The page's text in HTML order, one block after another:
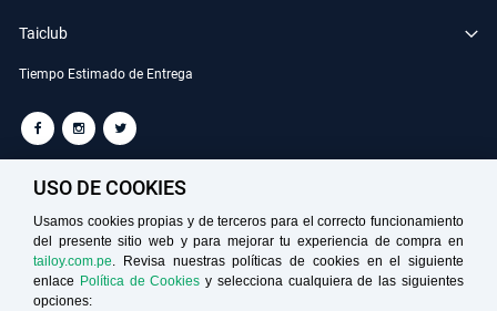
Taiclub
Tiempo Estimado de Entrega
TAILOY S.A. RUC: 20100049181
Medios de Pago
USO DE COOKIES
Usamos cookies propias y de terceros para el correcto funcionamiento
del presente sitio web y para mejorar tu experiencia de compra en
tailoy.com.pe. Revisa nuestras políticas de cookies en el siguiente
enlace Política de Cookies y selecciona cualquiera de las siguientes
opciones: